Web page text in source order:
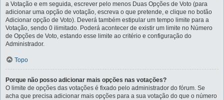
a Votação e em seguida, escrever pelo menos Duas Opções de Voto (para
adicionar uma opção de votação, escreva o que pretende, e clique no botão
Adicionar opção de Voto). Deverá também estipular um tempo limite para a
Votação, sendo 0 ilimitado. Poderá acontecer de existir um limite no Número
de Opções de Voto, estando esse limite ao critério e configuração do
Administrador.
Topo
Porque não posso adicionar mais opções nas votações?
O limite de opções das votações é fixado pelo administrador do fórum. Se
acha que precisa adicionar mais opções para a sua votação do que o número